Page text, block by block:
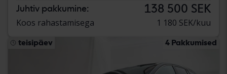
Juhtiv pakkumine: 138 500 SEK
Koos rahastamisega 1 180 SEK/kuu
teisipäev 4 Pakkumised